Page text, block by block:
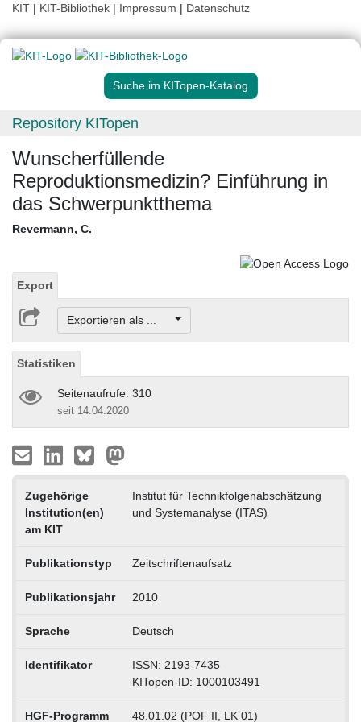
KIT | KIT-Bibliothek | Impressum | Datenschutz
Suche im KITopen-Katalog
Repository KITopen
Wunscherfüllende
Reproduktionsmedizin? Einführung in
das Schwerpunktthema
Revermann, C.
Export
Exportieren als ...
Statistiken
Seitenaufrufe: 310
seit 14.04.2020
Zugehörige
Institution(en)
am KIT
Institut für Technikfolgenabschätzung
und Systemanalyse (ITAS)
Publikationstyp Zeitschriftenaufsatz
Publikationsjahr 2010
Sprache Deutsch
Identifikator
ISSN: 2193-7435
KITopen-ID: 1000103491
HGF-Programm 48.01.02 (POF II, LK 01)